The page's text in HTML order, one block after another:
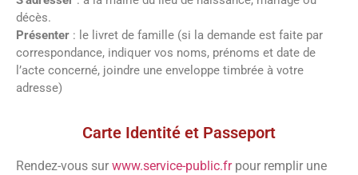
Faîtes vos démarches en ligne sur notre
site en cliquant sur le bouton ci-dessous
décès.
Présenter : le livret de famille (si la demande est faite par
correspondance, indiquer vos noms, prénoms et date de
l’acte concerné, joindre une enveloppe timbrée à votre
adresse)
Carte Identité et Passeport
Rendez-vous sur www.service-public.frpour remplir une